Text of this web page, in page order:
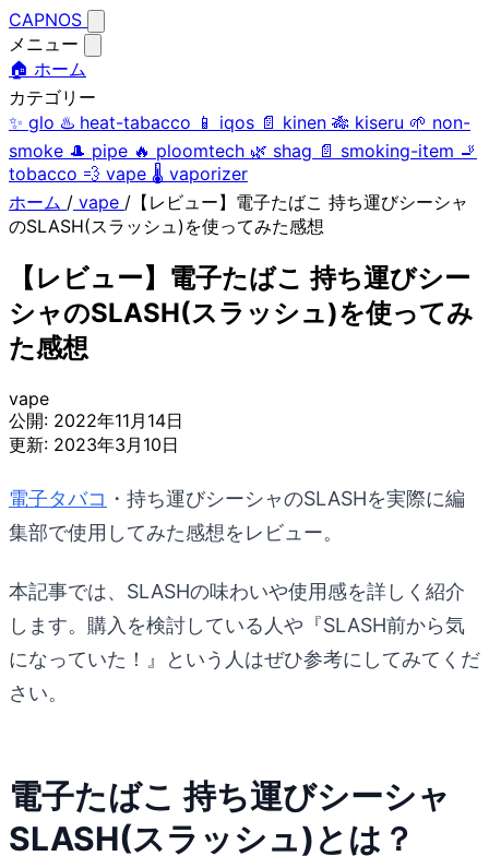
CAPNOS
メニュー
🏠 ホーム
カテゴリー
✨ glo ♨️ heat-tabacco 📱 iqos 📄 kinen 🎋 kiseru 🌱 non-
smoke 🎩 pipe 🔥 ploomtech 🌿 shag 📄 smoking-item 🚬
tobacco 💨 vape 🌡️ vaporizer
ホーム / vape / 【レビュー】電子たばこ 持ち運びシーシャ
のSLASH(スラッシュ)を使ってみた感想
【レビュー】電子たばこ 持ち運びシー
シャのSLASH(スラッシュ)を使ってみ
た感想
vape
公開: 2022年11月14日
更新: 2023年3月10日
電子タバコ ・持ち運びシーシャのSLASHを実際に編
集部で使用してみた感想をレビュー。
本記事では、SLASHの味わいや使用感を詳しく紹介
します。購入を検討している人や『SLASH前から気
になっていた！』という人はぜひ参考にしてみてくだ
さい。
電子たばこ 持ち運びシーシャ
SLASH(スラッシュ)とは？